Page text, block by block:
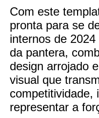
Com este
pronta para se
internos de
da pantera,
design arrojado
visual que
competitividade,
representar a